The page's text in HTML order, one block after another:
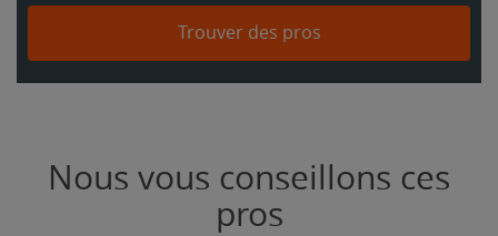
Trouver des pros
Nous vous conseillons ces
pros